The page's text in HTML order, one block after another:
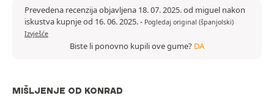
Prevedena recenzija objavljena 18. 07. 2025. od miguel nakon
iskustva kupnje od 16. 06. 2025.- Pogledaj original (španjolski)
Izvješće
Biste li ponovno kupili ove gume? DA
MIŠLJENJE OD KONRAD